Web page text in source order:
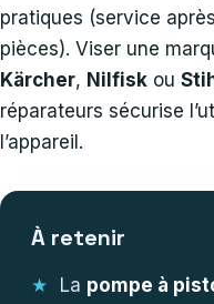
pratiques (service
pièces). Viser une
Kärcher, Nilfisk ou
réparateurs sécurise
l’appareil.
À retenir
La pompe à